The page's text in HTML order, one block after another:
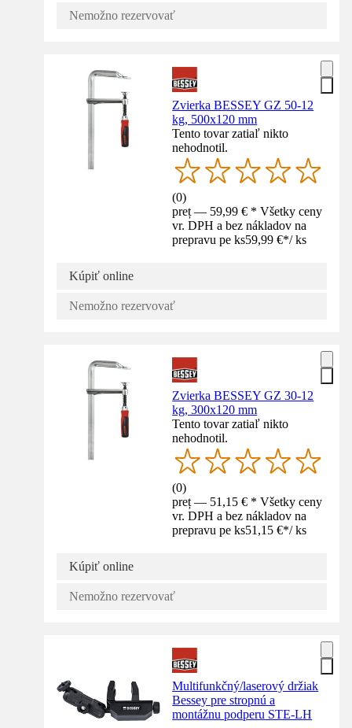
Nemožno rezervovať
Zvierka BESSEY GZ 50-12
kg, 500x120 mm
Tento tovar zatiaľ nikto
nehodnotil.
(0)
preț — 59,99 € * Všetky ceny
vr. DPH a bez nákladov na
prepravu pe ks59,99 €*/ ks
Kúpiť online
Nemožno rezervovať
Zvierka BESSEY GZ 30-12
kg, 300x120 mm
Tento tovar zatiaľ nikto
nehodnotil.
(0)
preț — 51,15 € * Všetky ceny
vr. DPH a bez nákladov na
prepravu pe ks51,15 €*/ ks
Kúpiť online
Nemožno rezervovať
Multifunkčný/laserový držiak
Bessey pre stropnú a
montážnu podperu STE-LH